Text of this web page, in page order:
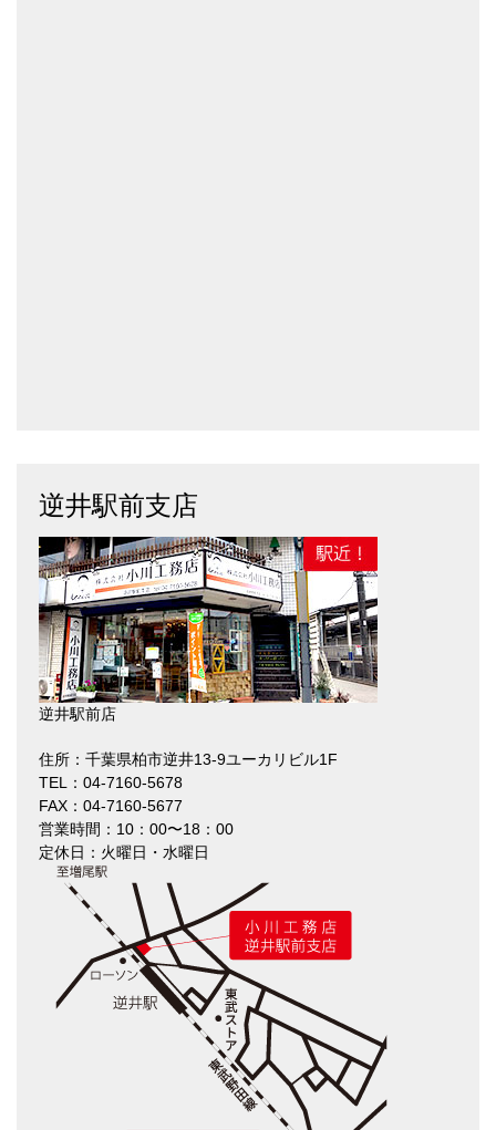
逆井駅前支店
逆井駅前店
住所：千葉県柏市逆井13-9ユーカリビル1F
TEL：04-7160-5678
FAX：04-7160-5677
営業時間：10：00〜18：00
定休日：火曜日・水曜日